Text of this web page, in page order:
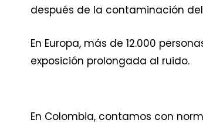
después de la contaminación
En Europa, más de 12.000
exposición prolongada al ruido.
En Colombia, contamos con